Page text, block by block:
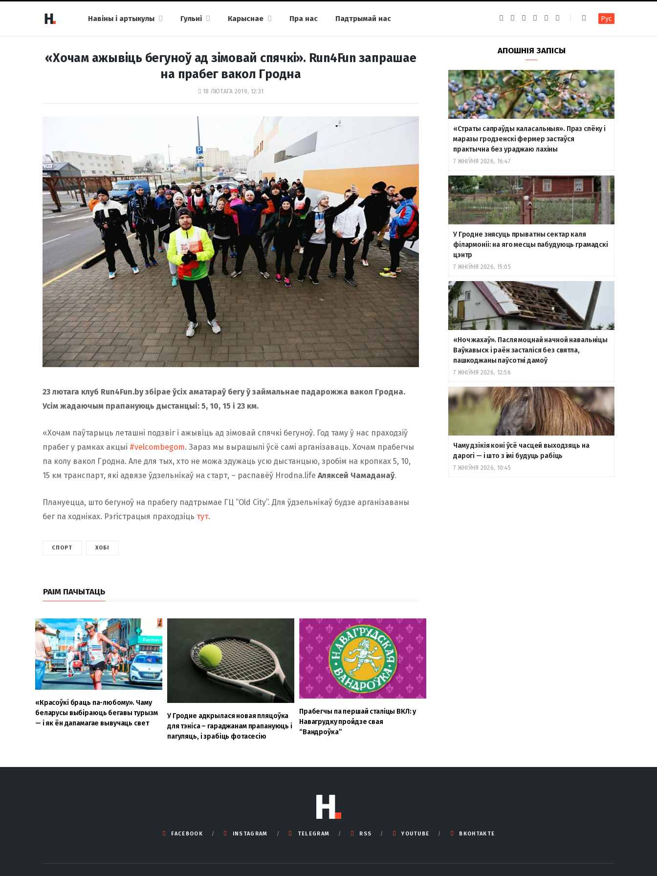
Навіны і артыкулы Гульні Карыснае Пра нас Падтрымай нас
b
o
k
a
g
a
m
g
r
a
m
u
b
т
а
т
е
Рус
«Хочам ажывіць бегуноў ад зімовай спячкі». Run4Fun запрашае
на прабег вакол Гродна
18 ЛЮТАГА 2019, 12:31
23 лютага клуб Run4Fun.by збірае ўсіх аматараў бегу ў займальнае падарожжа вакол Гродна.
Усім жадаючым прапануюць дыстанцыі: 5, 10, 15 і 23 км.
«Хочам паўтарыць леташні подзвіг і ажывіць ад зімовай спячкі бегуноў. Год таму ў нас праходзіў
прабег у рамках акцыі #velcombegom. Зараз мы вырашылі ўсё самі арганізаваць. Хочам прабегчы
па колу вакол Гродна. Але для тых, хто не можа здужаць усю дыстанцыю, зробім на кропках 5, 10,
15 км транспарт, які адвязе ўдзельнікаў на старт, – распавёў Hrodna.life Аляксей Чамаданаў.
Плануецца, што бегуноў на прабегу падтрымае ГЦ “Old City”. Для ўдзельнікаў будзе арганізаваны
бег па ходніках. Рэгістрацыя праходзіць тут.
СПОРТ ХОБІ
РАІМ ПАЧЫТАЦЬ
«Красоўкі браць па-любому». Чаму
беларусы выбіраюць бегавы турызм
— і як ён дапамагае вывучаць свет
У Гродне адкрылася новая пляцоўка
для тэніса – гараджанам прапануюць і
пагуляць, і зрабіць фотасесію
Прабегчы па першай сталіцы ВКЛ: у
Навагрудку пройдзе свая
“Вандроўка”
АПОШНІЯ ЗАПІСЫ
«Страты сапраўды каласальныя». Праз спёку і
маразы гродзенскі фермер застаўся
практычна без ураджаю лахіны
7 ЖНІЎНЯ 2026, 16:47
У Гродне знясуць прыватны сектар каля
філармоніі: на яго месцы пабудуюць грамадскі
цэнтр
7 ЖНІЎНЯ 2026, 15:05
«Ноч жахаў». Пасля моцнай начной навальніцы
Ваўкавыск і раён засталіся без святла,
пашкоджаны паўсотні дамоў
7 ЖНІЎНЯ 2026, 12:56
Чаму дзікія коні ўсё часцей выходзяць на
дарогі — і што з імі будуць рабіць
7 ЖНІЎНЯ 2026, 10:45
FACEBOOK INSTAGRAM TELEGRAM RSS YOUTUBE ВКОНТАКТЕ